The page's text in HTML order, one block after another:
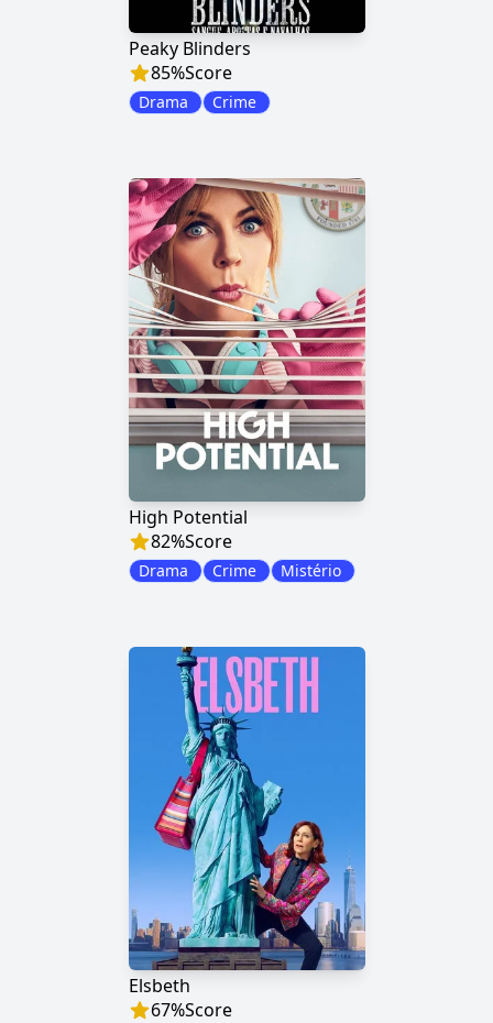
Peaky Blinders
85%Score
Drama Crime
High Potential
82%Score
Drama Crime Mistério
Elsbeth
67%Score